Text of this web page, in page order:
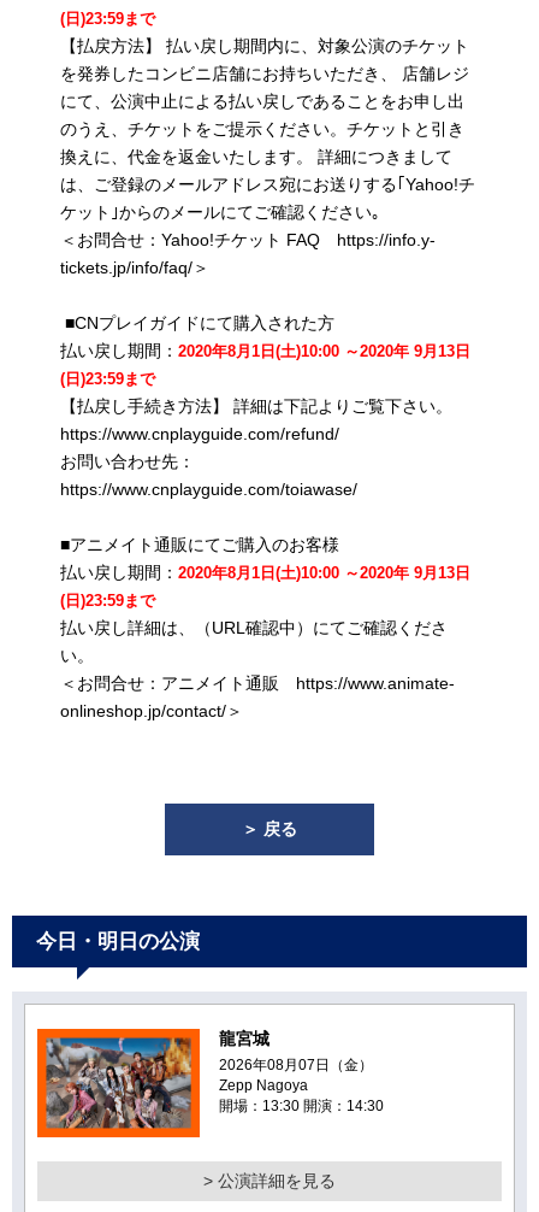
(日)23:59まで
【払戻方法】 払い戻し期間内に、対象公演のチケット
を発券したコンビニ店舗にお持ちいただき、 店舗レジ
にて、公演中止による払い戻しであることをお申し出
のうえ、チケットをご提示ください。チケットと引き
換えに、代金を返金いたします。 詳細につきまして
は、ご登録のメールアドレス宛にお送りする｢Yahoo!チ
ケット｣からのメールにてご確認ください｡
＜お問合せ：Yahoo!チケット FAQ https://info.y-
tickets.jp/info/faq/＞
■CNプレイガイドにて購入された方
払い戻し期間： 2020年8月1日(土)10:00 ～2020年 9月13日
(日)23:59まで
【払戻し手続き方法】 詳細は下記よりご覧下さい。
https://www.cnplayguide.com/refund/
お問い合わせ先：
https://www.cnplayguide.com/toiawase/
■アニメイト通販にてご購入のお客様
払い戻し期間： 2020年8月1日(土)10:00 ～2020年 9月13日
(日)23:59まで
払い戻し詳細は、（URL確認中）にてご確認くださ
い。
＜お問合せ：アニメイト通販 https://www.animate-
onlineshop.jp/contact/＞
＞ 戻る
今日・明日の公演
龍宮城
2026年08月07日（金）
Zepp Nagoya
開場：13:30 開演：14:30
> 公演詳細を見る